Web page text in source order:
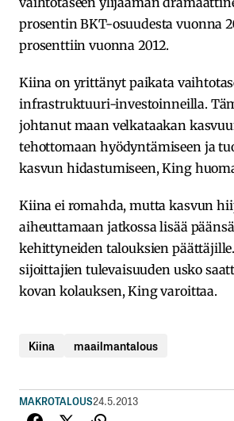
prosentin BKT-osuudesta vuonna
prosenttiin vuonna 2012.
Kiina on yrittänyt paikata
infrastruktuuri-investoinneilla.
johtanut maan velkataakan
tehottomaan hyödyntämiseen ja
kasvun hidastumiseen, King
Kiina ei romahda, mutta kasvun
aiheuttamaan jatkossa lisää
kehittyneiden talouksien
sijoittajien tulevaisuuden usko
kovan kolauksen, King varoittaa.
Kiina maailmantalous
MAKROTALOUS24.5.2013